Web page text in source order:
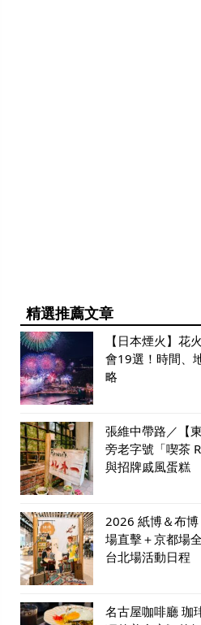
精選推薦文章
【日本煙火】花
會19選！時間、
略
張維中帶路／【
旁老字號「喫茶
與招牌戚風蛋糕
2026 紙博＆布
場直擊＋京都場
台北場活動日程
名古屋咖啡廳 珈